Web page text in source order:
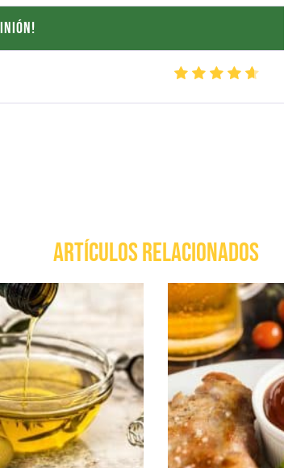
ARTÍCULOS RELACIONADOS